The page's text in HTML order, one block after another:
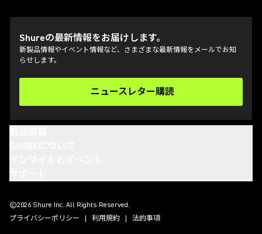
Shureの最新情報をお届けします。
新製品情報やイベント情報など、さまざまな最新情報をメールでお知
らせします。
ニュースレター購読
(Opens in a new tab)
©2026 Shure Inc. All Rights Reserved.
プライバシーポリシー
利用規約 法的事項